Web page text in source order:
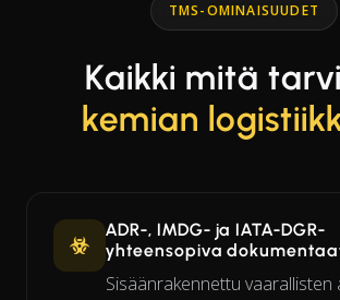
TMS-OMINAISUUDET
Kaikki mitä
kemian
ADR-, IMDG- ja IATA-DGR-
yhteensopiva
Sisäänrakennettu vaarallisten